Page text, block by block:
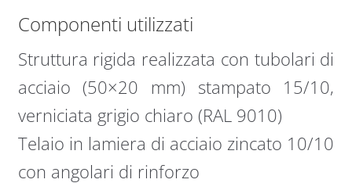
Componenti utilizzati
Struttura rigida realizzata con tubolari di
acciaio (50×20 mm) stampato 15/10,
verniciata grigio chiaro (RAL 9010)
Telaio in lamiera di acciaio zincato 10/10
con angolari di rinforzo